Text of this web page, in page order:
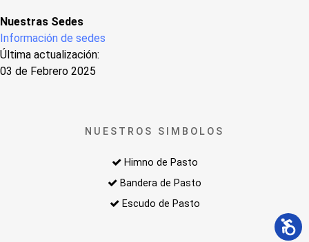
Nuestras Sedes
Información de sedes
Última actualización:
03 de Febrero 2025
NUESTROS SIMBOLOS
Himno de Pasto
Bandera de Pasto
Escudo de Pasto